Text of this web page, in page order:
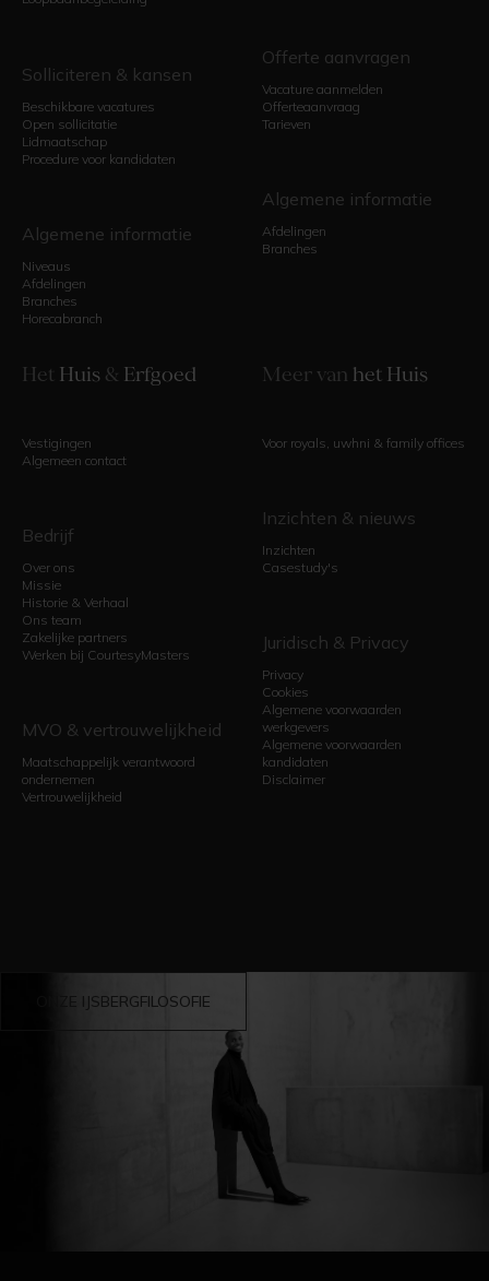
Solliciteren & kansen
Beschikbare vacatures
Open sollicitatie
Lidmaatschap
Procedure voor kandidaten
Algemene informatie
Niveaus
Afdelingen
Branches
Horecabranch
Offerte aanvragen
Vacature aanmelden
Offerteaanvraag
Tarieven
Algemene informatie
Afdelingen
Branches
Het Huis & Erfgoed
Vestigingen
Algemeen contact
Bedrijf
Over ons
Missie
Historie & Verhaal
Ons team
Zakelijke partners
Werken bij CourtesyMasters
MVO & vertrouwelijkheid
Maatschappelijk verantwoord
ondernemen
Vertrouwelijkheid
Meer van het Huis
Voor royals, uwhni & family offices
Inzichten & nieuws
Inzichten
Casestudy's
Juridisch & Privacy
Privacy
Cookies
Algemene voorwaarden
werkgevers
Algemene voorwaarden
kandidaten
Disclaimer
ONZE IJSBERGFILOSOFIE